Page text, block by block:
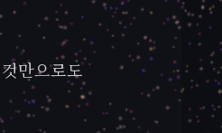
만으로도